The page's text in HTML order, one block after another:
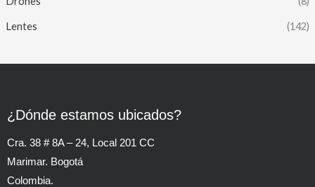
Lentes (142)
¿Dónde estamos ubicados?
Cra. 38 # 8A – 24, Local 201 CC
Marimar. Bogotá
Colombia.